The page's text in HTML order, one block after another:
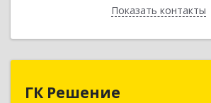
Показать контакты
Назад
ГК Решение